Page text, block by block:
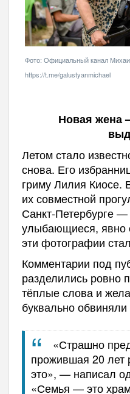
Фото: Официальный канал
https://t.me/galustyanmichael
Новая жена
Летом стало
снова. Его
гриму Лилия Киосе.
их совместной
Санкт-Петербурге
улыбающиеся, явно
эти фотографии
Комментарии под
разделились ровно
тёплые слова и
буквально
«Страшно
прожившая 20 лет
это», — написал
«Семья — это